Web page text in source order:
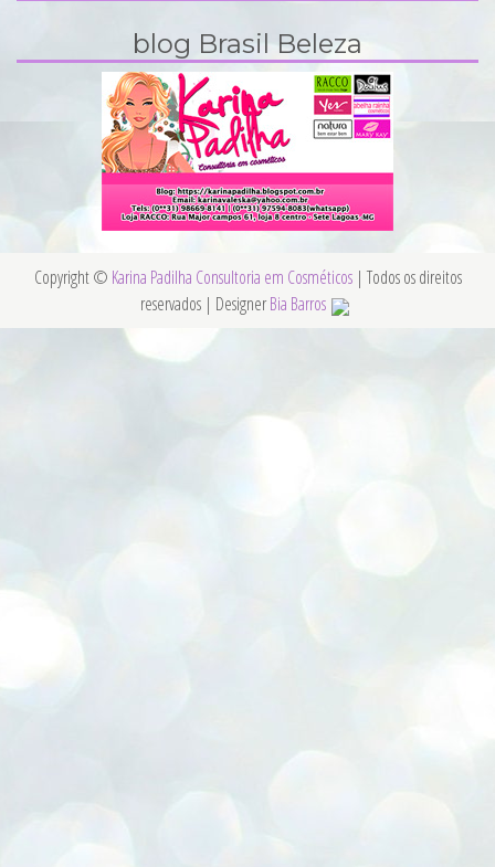
blog Brasil Beleza
Copyright © Karina Padilha Consultoria em Cosméticos | Todos os direitos
reservados | DesignerBia Barros